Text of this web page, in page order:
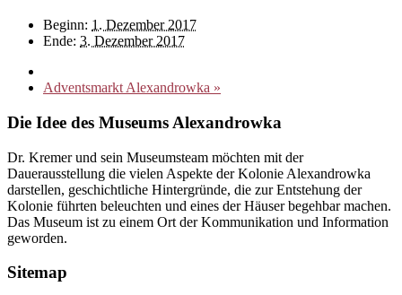
Beginn: 1. Dezember 2017
Ende: 3. Dezember 2017
Adventsmarkt Alexandrowka »
Die Idee des Museums Alexandrowka
Dr. Kremer und sein Museumsteam möchten mit der
Dauerausstellung die vielen Aspekte der Kolonie Alexandrowka
darstellen, geschichtliche Hintergründe, die zur Entstehung der
Kolonie führten beleuchten und eines der Häuser begehbar machen.
Das Museum ist zu einem Ort der Kommunikation und Information
geworden.
Sitemap